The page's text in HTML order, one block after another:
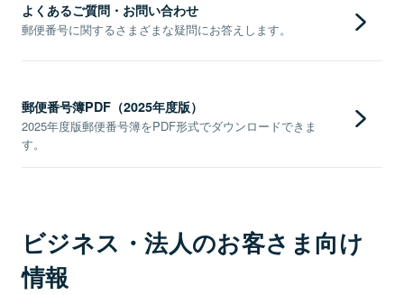
よくあるご質問・お問い合わせ
郵便番号に関するさまざまな疑問にお答えします。
郵便番号簿PDF（2025年度版）
2025年度版郵便番号簿をPDF形式でダウンロードできま
す。
ビジネス・法人のお客さま向け
情報